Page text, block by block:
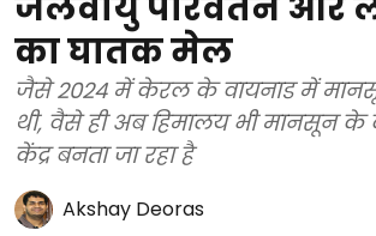
का घातक मेल
जैसे 2024 में केरल के वायनाड में
थी, वैसे ही अब हिमालय भी मानसून के
केंद्र बनता जा रहा है
Akshay Deoras